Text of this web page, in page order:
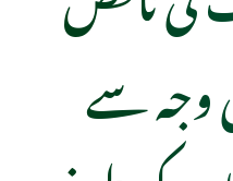
وجہ سے